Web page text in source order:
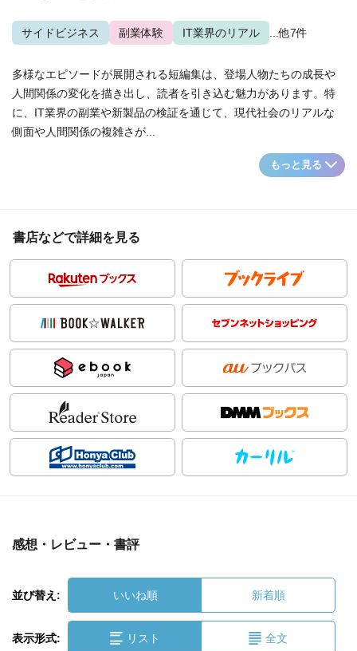
サイドビジネス 副業体験 IT業界のリアル ...他7件
多様なエピソードが展開される短編集は、登場人物たちの成長や
人間関係の変化を描き出し、読者を引き込む魅力があります。特
に、IT業界の副業や新製品の検証を通じて、現代社会のリアルな
側面や人間関係の複雑さが...
もっと見る
書店などで詳細を見る
感想・レビュー・書評
並び替え: いいね順 新着順
表示形式: リスト 全文